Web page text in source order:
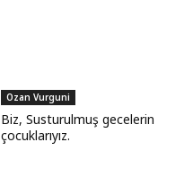
Ozan Vurguni
Biz, Susturulmuş gecelerin
çocuklarıyız.